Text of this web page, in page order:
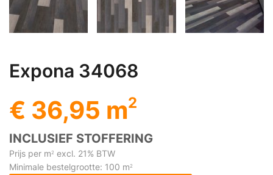
Expona 34068
€ 36,95 m2
INCLUSIEF STOFFERING
Prijs per m2 excl. 21% BTW
Minimale bestelgrootte: 100 m2